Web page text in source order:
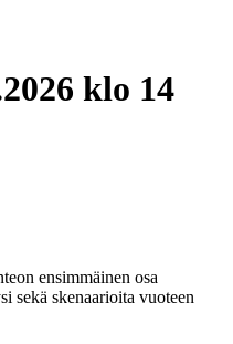
klo 14
ensimmäinen osa
sekä skenaarioita vuoteen